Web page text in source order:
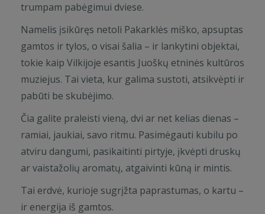
trumpam pabėgimui dviese.
Namelis įsikūręs netoli Pakarklės miško, apsuptas
gamtos ir tylos, o visai šalia – ir lankytini objektai,
tokie kaip Vilkijoje esantis Juoškų etninės kultūros
muziejus. Tai vieta, kur galima sustoti, atsikvėpti ir
pabūti be skubėjimo.
Čia galite praleisti vieną, dvi ar net kelias dienas –
ramiai, jaukiai, savo ritmu. Pasimėgauti kubilu po
atviru dangumi, pasikaitinti pirtyje, įkvėpti druskų
ar vaistažolių aromatų, atgaivinti kūną ir mintis.
Tai erdvė, kurioje sugrįžta paprastumas, o kartu –
ir energija iš gamtos.